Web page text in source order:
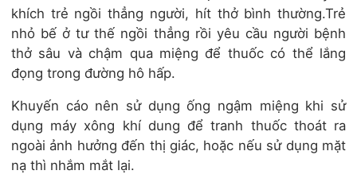
khích trẻ ngồi thẳng người, hít thở bình thường.Trẻ
nhỏ bế ở tư thế ngồi thẳng rồi yêu cầu người bệnh
thở sâu và chậm qua miệng để thuốc có thể lắng
đọng trong đường hô hấp.
Khuyến cáo nên sử dụng ống ngậm miệng khi sử
dụng máy xông khí dung để tranh thuốc thoát ra
ngoài ảnh hưởng đến thị giác, hoặc nếu sử dụng mặt
nạ thì nhắm mắt lại.